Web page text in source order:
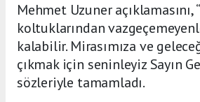
Mehmet Uzuner açıklamasını,
koltuklarından
kalabilir. Mirasımıza ve
çıkmak için seninleyiz Sayın
sözleriyle tamamladı.